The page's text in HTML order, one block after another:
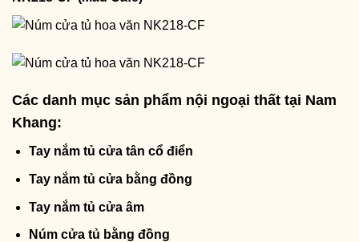
Các danh mục sản phẩm nội ngoại thất tại Nam
Khang:
Tay nắm tủ cửa tân cổ điển
Tay nắm tủ cửa bằng đồng
Tay nắm tủ cửa âm
Núm cửa tủ bằng đồng